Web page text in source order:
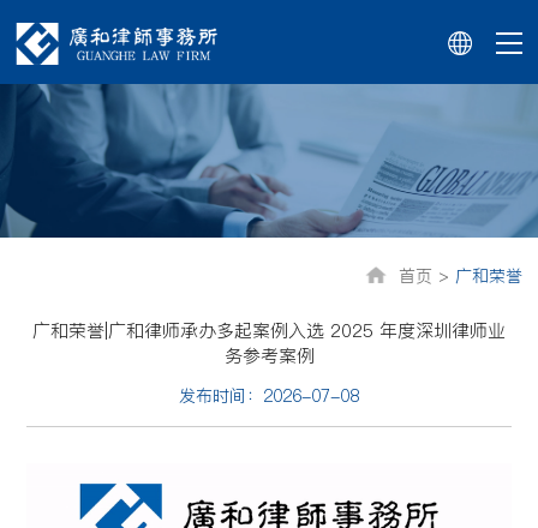
首页 > 广和荣誉
广和荣誉|广和律师承办多起案例入选 2025 年度深圳律师业
务参考案例
发布时间：2026-07-08